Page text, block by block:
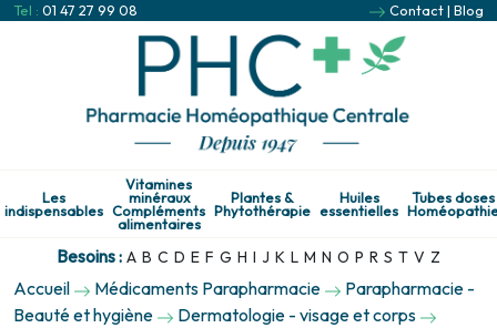
Tel : 01 47 27 99 08 Contact| Blog
Les
indispensables
Vitamines
minéraux
Compléments
alimentaires
Plantes &
Phytothérapie
Huiles
essentielles
Tubes doses
Besoins : A B C D E F G H I J K L M N O P R S T V Z
Accueil Médicaments Parapharmacie
Parapharmacie -
Beauté et hygiène
Dermatologie - visage et corps